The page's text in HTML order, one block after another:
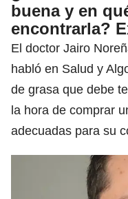
buena y en
encontrarla?
El doctor Jairo
habló en Salud y
de grasa que debe
la hora de comprar
adecuadas para su